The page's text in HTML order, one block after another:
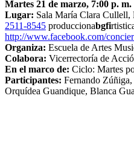
Martes 21 de marzo, 7:00 p. m.
Lugar: Sala María Clara Cullell,
2511-8545 produccionabgfi
http://www.facebook.com/
Organiza: Escuela de Artes
Colabora: Vicerrectoría de
En el marco de: Ciclo: Martes
Participantes: Fernando
Orquídea Guandique, Blanca